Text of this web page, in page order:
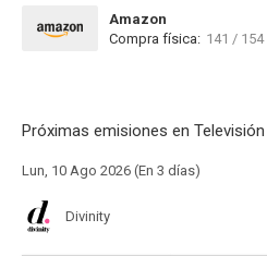
Amazon
Compra física: 141 /
Próximas emisiones en Televisión
Lun, 10 Ago 2026 (En 3 días)
Divinity